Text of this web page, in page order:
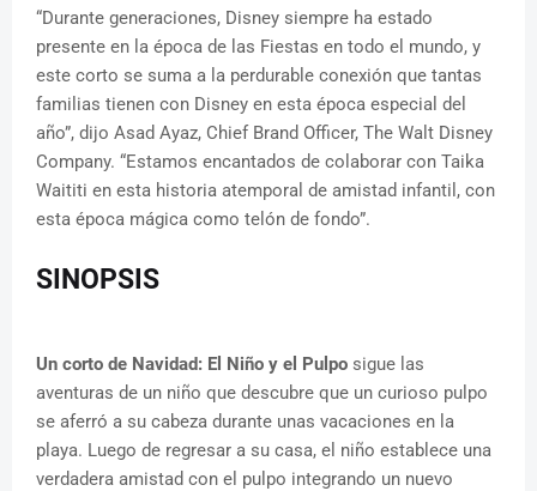
“Durante generaciones, Disney siempre ha estado
presente en la época de las Fiestas en todo el mundo, y
este corto se suma a la perdurable conexión que tantas
familias tienen con Disney en esta época especial del
año”, dijo Asad Ayaz, Chief Brand Officer, The Walt Disney
Company. “Estamos encantados de colaborar con Taika
Waititi en esta historia atemporal de amistad infantil, con
esta época mágica como telón de fondo”.
SINOPSIS
Un corto de Navidad: El Niño y el Pulpo sigue las
aventuras de un niño que descubre que un curioso pulpo
se aferró a su cabeza durante unas vacaciones en la
playa. Luego de regresar a su casa, el niño establece una
verdadera amistad con el pulpo integrando un nuevo